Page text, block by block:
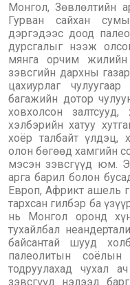
Монгол, Зөвлөлтийн
Гурван сайхан
дэргэдээс доод
дурсгалыг нээж
мянга орчим
зэвсгийн дархны
цахиурлаг
багажийн дотор
ховхолсон
хэлбэрийн хатуу
хоёр талбайт үлдэц,
олон бөгөөд хамгийн
мэсэн зэвсгүүд юм.
арга барил болон
Европ, Африкт ашель
тархсан гилбэр ба
нь Монгол оронд
тухайлбал
байсантай шууд
палеолитын
тодруулахад чухал
зэвсгүүд нэлээд